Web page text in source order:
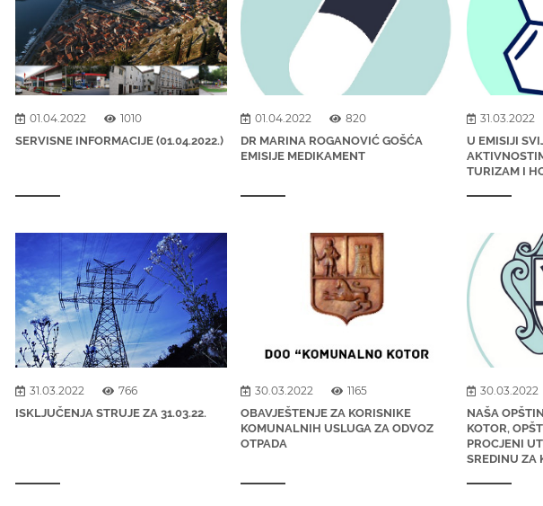
01.04.2022
1010
SERVISNE INFORMACIJE (01.04.2022.)
01.04.2022
820
DR MARINA ROGANOVIĆ GOŠĆA
EMISIJE MEDIKAMENT
31.03.2022
U EMISIJI
TURIZAM I
31.03.2022
766
ISKLJUČENJA STRUJE ZA 31.03.22.
30.03.2022
1165
OBAVJEŠTENJE ZA KORISNIKE
KOMUNALNIH USLUGA ZA ODVOZ
OTPADA
30.03.2022
NAŠA
KOTOR,
PROCJENI
SREDINU ZA